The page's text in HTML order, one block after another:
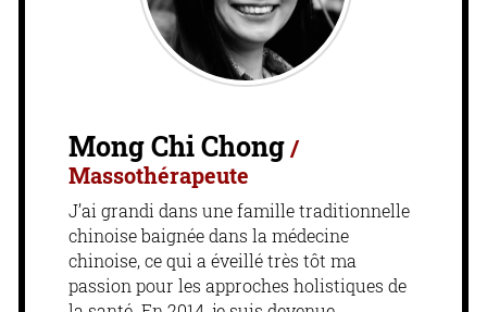
Mong Chi Chong/
Massothérapeute
J’ai grandi dans une famille traditionnelle
chinoise baignée dans la médecine
chinoise, ce qui a éveillé très tôt ma
passion pour les approches holistiques de